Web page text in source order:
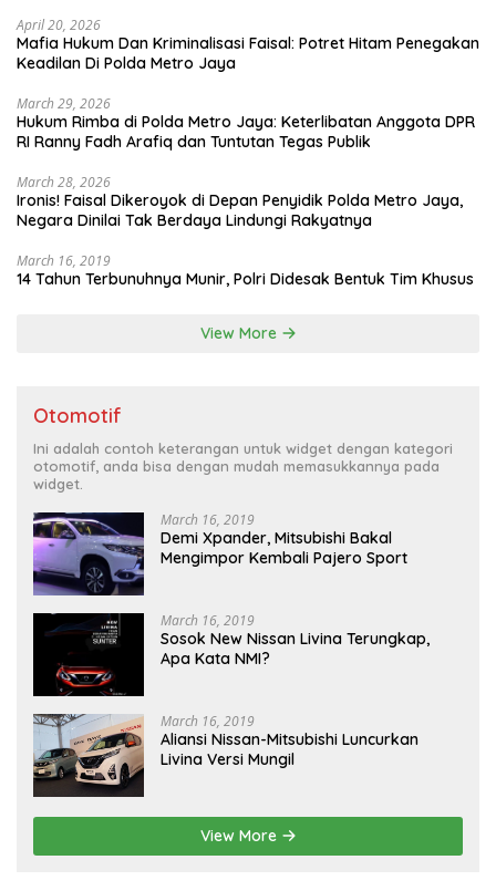
April 20, 2026
Mafia Hukum Dan Kriminalisasi Faisal: Potret Hitam Penegakan
Keadilan Di Polda Metro Jaya
March 29, 2026
Hukum Rimba di Polda Metro Jaya: Keterlibatan Anggota DPR
RI Ranny Fadh Arafiq dan Tuntutan Tegas Publik
March 28, 2026
Ironis! Faisal Dikeroyok di Depan Penyidik Polda Metro Jaya,
Negara Dinilai Tak Berdaya Lindungi Rakyatnya
March 16, 2019
14 Tahun Terbunuhnya Munir, Polri Didesak Bentuk Tim Khusus
View More
Otomotif
Ini adalah contoh keterangan untuk widget dengan kategori
otomotif, anda bisa dengan mudah memasukkannya pada
widget.
March 16, 2019
Demi Xpander, Mitsubishi Bakal
Mengimpor Kembali Pajero Sport
March 16, 2019
Sosok New Nissan Livina Terungkap,
Apa Kata NMI?
March 16, 2019
Aliansi Nissan-Mitsubishi Luncurkan
Livina Versi Mungil
View More